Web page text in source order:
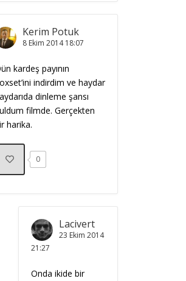
Kerim Potuk
8 Ekim 2014 18:07
kardeş payının
indirdim ve haydar
dinleme şansı
filmde. Gerçekten
harika.
0
Lacivert
23 Ekim 2014
21:27
Onda ikide bir